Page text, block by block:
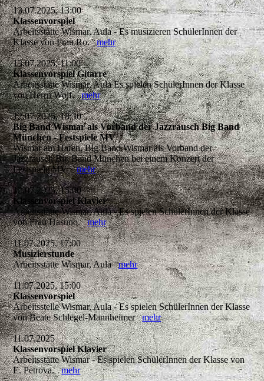
13.07.2025, 13:00
Klassenvorspiel
Arbeitsstätte Wismar, Aula - Es musizieren SchülerInnen der
Klasse von Frau Ro.mehr
13.07.2025, 11:00
Klassenvorspiel Gitarre
Arbeitsstätte Wismar, Aula Es spielen SchülerInnen der Klasse
von Herrn Wolf.mehr
12.07.2025, 18:30
Big Band Wismar als Vorband der Jazzrausch Big Band
München - Festspiele MV
Wismar am Hafen, Big Band Wismar als Vorband der
Jazzrausch Big Band München bei einem Konzert der
Festspiele MVmehr
12.07.2025, 15:00
Klassenvorspiel Klavier
Arbeitsstätte Wismar, Aula - Es spielen SchülerInnen der Klasse
von Frau Hasuno.mehr
11.07.2025, 17:00
Musizierstunde
Arbeitsstätte Wismar, Aulamehr
11.07.2025, 15:00
Klassenvorspiel
Arbeitsstelle Wismar, Aula - Es spielen SchülerInnen der Klasse
von Beate Schlegel-Mannheimermehr
11.07.2025
Klassenvorspiel Klavier
Arbeitsstätte Wismar - Es spielen SchülerInnen der Klasse von
E. Petrova.mehr